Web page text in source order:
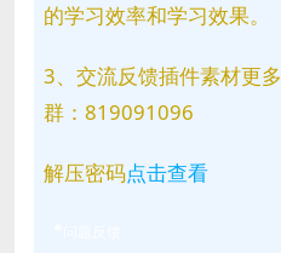
的学习效率和学习效果。
3、交流反馈插件素材更
群：819091096
解压密码点击查看